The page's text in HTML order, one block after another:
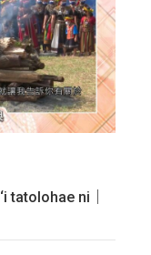
tatolohae ni｜